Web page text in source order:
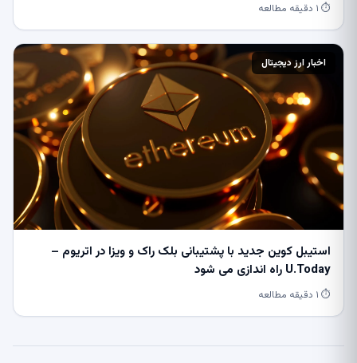
⏱ ۱ دقیقه مطالعه
اخبار ارز دیجیتال
استیبل کوین جدید با پشتیبانی بلک راک و ویزا در اتریوم –
U.Today راه اندازی می شود
⏱ ۱ دقیقه مطالعه